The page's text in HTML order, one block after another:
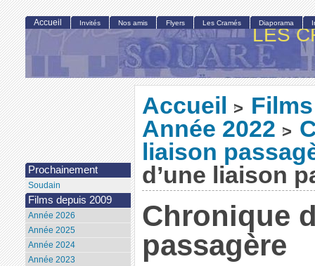
LES
Accueil >
Année 2022 >
liaison
d’une liaison
Chronique
passagère
Accueil Invités Nos amis Flyers Les Cramés Diaporama
Prochainement
Soudain
Films depuis 2009
Année 2026
Année 2025
Année 2024
Année 2023